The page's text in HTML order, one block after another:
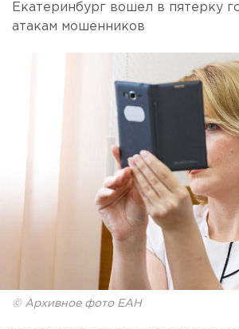
Екатеринбург вошел в пятерку
атакам мошенников
© Архивное фото ЕАН